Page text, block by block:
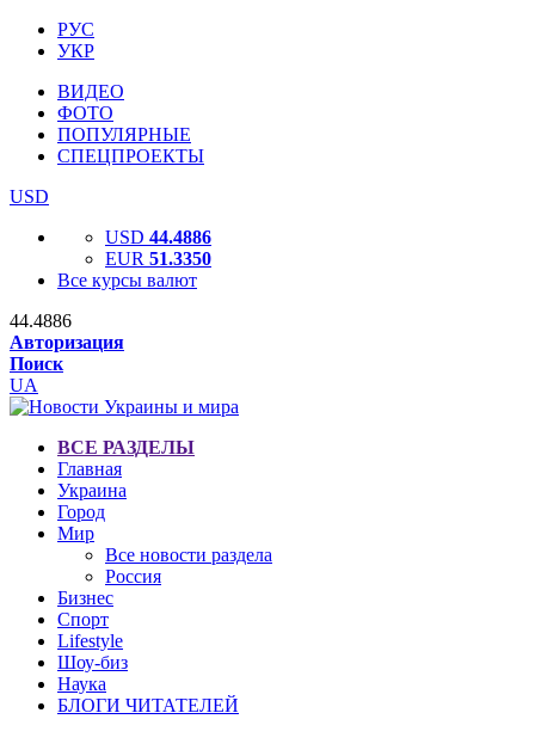
РУС
УКР
ВИДЕО
ФОТО
ПОПУЛЯРНЫЕ
СПЕЦПРОЕКТЫ
USD
USD 44.4886
EUR 51.3350
Все курсы валют
44.4886
Авторизация
Поиск
UA
ВСЕ РАЗДЕЛЫ
Главная
Украина
Город
Мир
Все новости раздела
Россия
Бизнес
Спорт
Lifestyle
Шоу-биз
Наука
БЛОГИ ЧИТАТЕЛЕЙ